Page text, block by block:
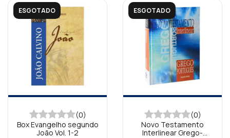
ESGOTADO
(0)
Box Evangelho segundo
João Vol. 1-2
ESGOTADO
(0)
Novo Testamento
Interlinear Grego-